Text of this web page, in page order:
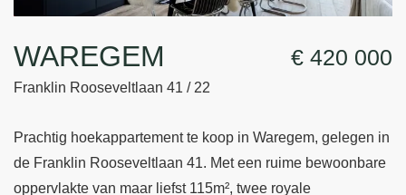
WAREGEM
Franklin Rooseveltlaan 41 / 22
€ 420 000
Prachtig hoekappartement te koop in Waregem, gelegen in
de Franklin Rooseveltlaan 41. Met een ruime bewoonbare
oppervlakte van maar liefst 115m², twee royale